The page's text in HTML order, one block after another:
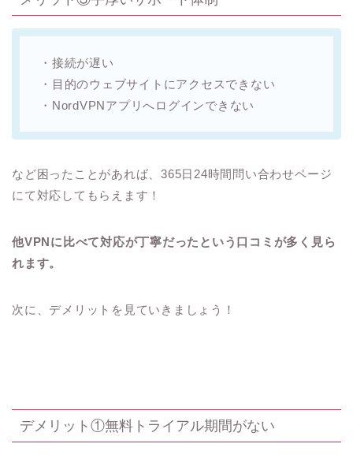
・接続が遅い
・目的のウェブサイトにアクセスできない
・NordVPNアプリへログインできない
など困ったことがあれば、365日24時間問い合わせページ
にて対応してもらえます！
他VPNに比べて対応が丁寧だったという口コミが多く見ら
れます。
次に、デメリットを見ていきましょう！
デメリット①無料トライアル期間がない